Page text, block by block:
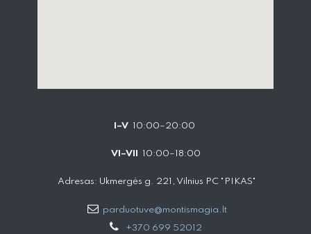
I–V 10:00–20:00
VI–VII 10:00–18:00
Adresas: Ukmergės g. 221, Vilnius PC "PIKAS"
parduotuve@montismagia.lt
+370 699 52012